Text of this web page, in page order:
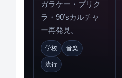
ガラケー・プリク
ラ・90’sカルチャ
ー再発見。
学校 音楽
流行